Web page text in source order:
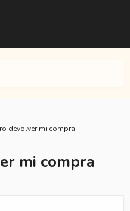
devolver mi compra
mi compra